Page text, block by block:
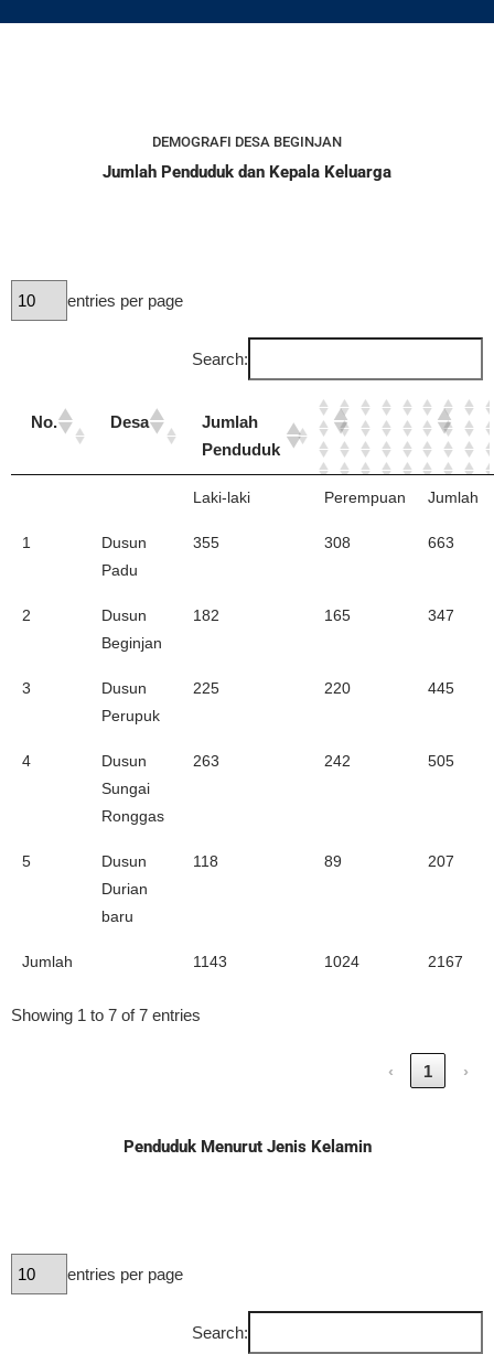
DEMOGRAFI DESA BEGINJAN
Jumlah Penduduk dan Kepala Keluarga
entries per page
Search:
No. Desa
Jumlah
Penduduk
Laki-laki Perempuan Jumlah
1
Dusun
Padu
355 308 663
2
Dusun
Beginjan
182 165 347
3
Dusun
Perupuk
225 220 445
4
Dusun
Sungai
Ronggas
263 242 505
5
Dusun
Durian
baru
118 89 207
Jumlah 1143 1024 2167
Showing 1 to 7 of 7 entries
‹ 1 ›
Penduduk Menurut Jenis Kelamin
entries per page
Search: